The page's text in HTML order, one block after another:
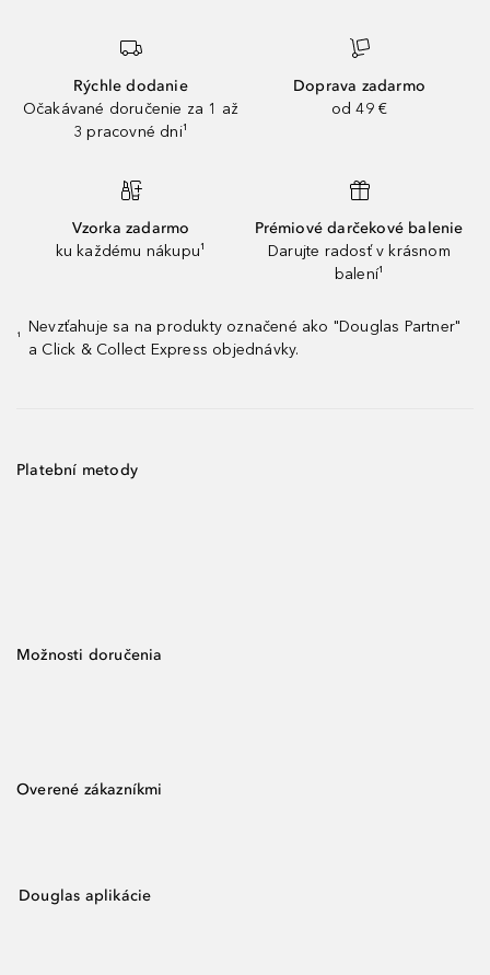
Rýchle dodanie
Očakávané doručenie za 1 až
3 pracovné dni¹
Doprava zadarmo
od 49 €
Vzorka zadarmo
ku každému nákupu¹
Prémiové darčekové balenie
Darujte radosť v krásnom
balení¹
¹
Nevzťahuje sa na produkty označené ako "Douglas Partner"
a Click & Collect Express objednávky.
Platební metody
Možnosti doručenia
Overené zákazníkmi
Douglas aplikácie